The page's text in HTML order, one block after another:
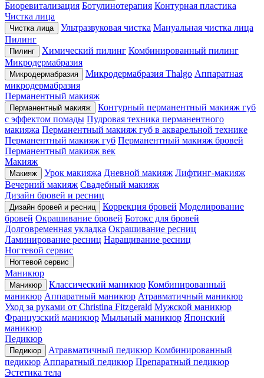
Биоревитализация Ботулинотерапия Контурная пластика
Чистка лица
Чистка лица Ультразвуковая чистка Мануальная чистка лица
Пилинг
Пилинг Химический пилинг Комбинированный пилинг
Микродермабразия
Микродермабразия Микродермабразия Thalgo Аппаратная
микродермабразия
Перманентный макияж
Перманентный макияж
Контурный перманентный макияж губ
с эффектом помады Пудровая техника перманентного
макияжа Перманентный макияж губ в акварельной технике
Перманентный макияж губ Перманентный макияж бровей
Перманентный макияж век
Макияж
Макияж Урок макияжа Дневной макияж Лифтинг-макияж
Вечерний макияж Свадебный макияж
Дизайн бровей и ресниц
Дизайн бровей и ресниц Коррекция бровей Моделирование
бровей Окрашивание бровей Ботокс для бровей
Долговременная укладка Окрашивание ресниц
Ламинирование ресниц Наращивание ресниц
Ногтевой сервис
Ногтевой сервис
Маникюр
Маникюр Классический маникюр Комбинированный
маникюр Аппаратный маникюр Атравматичный маникюр
Уход за руками от Christina Fitzgerald Мужской маникюр
Французский маникюр Мыльный маникюр Японский
маникюр
Педикюр
Педикюр Атравматичный педикюр Комбинированный
педикюр Аппаратный педикюр Препаратный педикюр
Эстетика тела